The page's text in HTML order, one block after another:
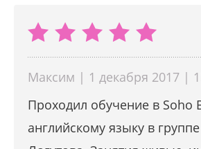
Максим | 1 декабря 2017 |
Проходил обучение в Soho
английскому языку в